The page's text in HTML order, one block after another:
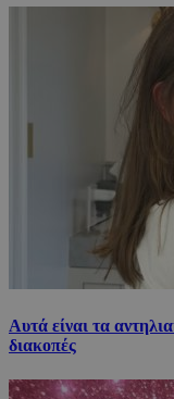
Αυτά είναι τα
διακοπές